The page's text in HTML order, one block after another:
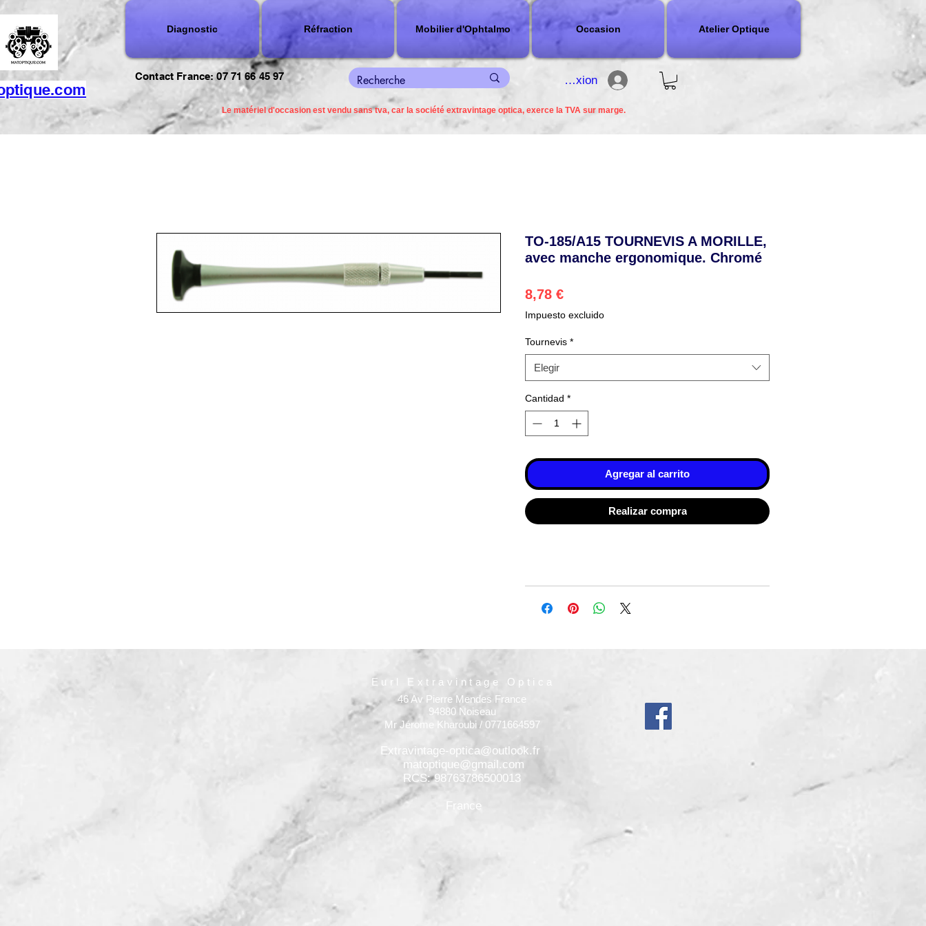
Diagnostic Réfraction Mobilier d'Ophtalmo Occasion Atelier Optique
Contact France: 07 71 66 45 97 connexion
Le matériel d'occasion est vendu sans tva, car la société extravintage optica, exerce la TVA sur marge.
TO-185/A15 TOURNEVIS A MORILLE,
avec manche ergonomique. Chromé
8,78 €Precio
Impuesto excluido
Tournevis *
Elegir
Cantidad *
Agregar al carrito
Realizar compra
Eurl Extravintage Optica
46 Av Pierre Mendes France
94880 Noiseau
Mr Jérome Kharoubi / 0771664597
Extravintage-optica@outlook.fr
matoptique@gmail.com
RCS: 98763786500013
France